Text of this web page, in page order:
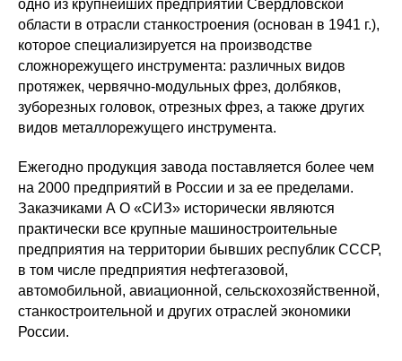
одно из крупнейших предприятий Свердловской
области в отрасли станкостроения (основан в 1941 г.),
которое специализируется на производстве
сложнорежущего инструмента: различных видов
протяжек, червячно-модульных фрез, долбяков,
зуборезных головок, отрезных фрез, а также других
видов металлорежущего инструмента.
Ежегодно продукция завода поставляется более чем
на 2000 предприятий в России и за ее пределами.
Заказчиками А О «СИЗ» исторически являются
практически все крупные машиностроительные
предприятия на территории бывших республик СССР,
в том числе предприятия нефтегазовой,
автомобильной, авиационной, сельскохозяйственной,
станкостроительной и других отраслей экономики
России.